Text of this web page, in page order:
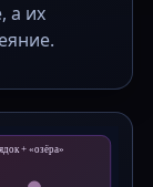
а их
+ «озёра»